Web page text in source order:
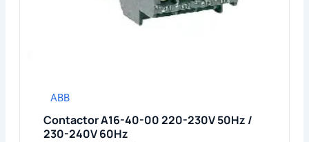
ABB
Contactor A16-40-00 220-230V 50Hz /
230-240V 60Hz